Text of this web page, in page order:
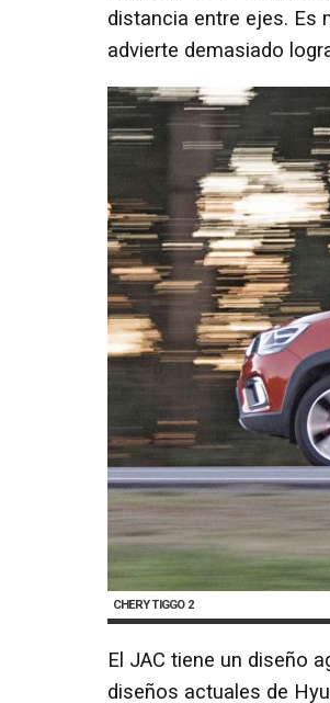
distancia entre ejes. Es
advierte demasiado
CHERY TIGGO 2
El JAC tiene un diseño
diseños actuales de